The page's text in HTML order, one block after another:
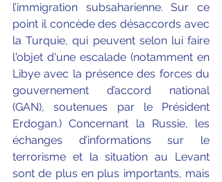
l’immigration subsaharienne. Sur ce
point il concède des désaccords avec
la Turquie, qui peuvent selon lui faire
l'objet d'une escalade (notamment en
Libye avec la présence des forces du
gouvernement d’accord national
(GAN), soutenues par le Président
Erdogan.) Concernant la Russie, les
échanges d’informations sur le
terrorisme et la situation au Levant
sont de plus en plus importants, mais